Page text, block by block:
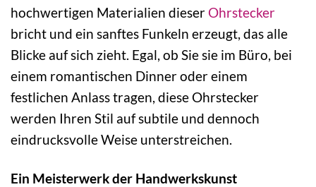
hochwertigen Materialien dieser Ohrstecker
bricht und ein sanftes Funkeln erzeugt, das alle
Blicke auf sich zieht. Egal, ob Sie sie im Büro, bei
einem romantischen Dinner oder einem
festlichen Anlass tragen, diese Ohrstecker
werden Ihren Stil auf subtile und dennoch
eindrucksvolle Weise unterstreichen.
Ein Meisterwerk der Handwerkskunst